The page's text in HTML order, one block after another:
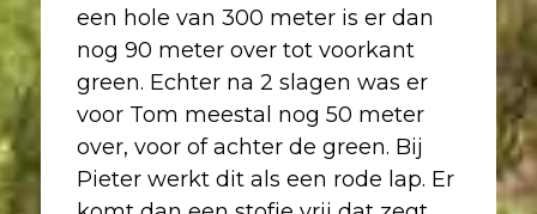
een hole van 300 meter is er dan
nog 90 meter over tot voorkant
green. Echter na 2 slagen was er
voor Tom meestal nog 50 meter
over, voor of achter de green. Bij
Pieter werkt dit als een rode lap. Er